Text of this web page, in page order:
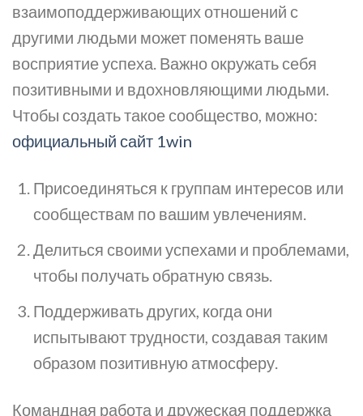
взаимоподдерживающих отношений с
другими людьми может поменять ваше
восприятие успеха. Важно окружать себя
позитивными и вдохновляющими людьми.
Чтобы создать такое сообщество, можно:
официальный сайт 1win
Присоединяться к группам интересов или
сообществам по вашим увлечениям.
Делиться своими успехами и проблемами,
чтобы получать обратную связь.
Поддерживать других, когда они
испытывают трудности, создавая таким
образом позитивную атмосферу.
Командная работа и дружеская поддержка